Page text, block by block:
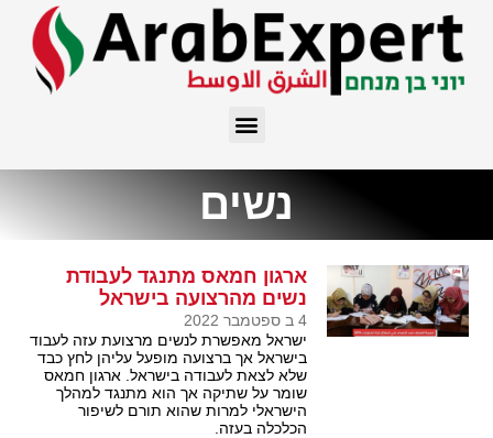
נשים
ארגון חמאס מתנגד לעבודת
נשים מהרצועה בישראל
4 ב ספטמבר 2022
ישראל מאפשרת לנשים מרצועת עזה לעבוד
בישראל אך ברצועה מופעל עליהן לחץ כבד
שלא לצאת לעבודה בישראל. ארגון חמאס
שומר על שתיקה אך הוא מתנגד למהלך
הישראלי למרות שהוא תורם לשיפור
הכלכלה בעזה.